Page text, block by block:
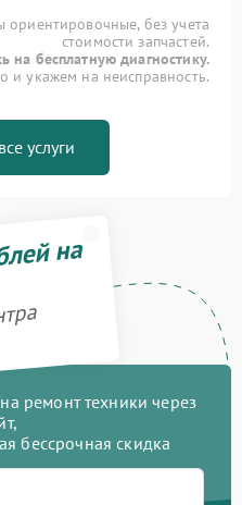
ориентировочные, без учета
стоимости запчастей.
на бесплатную диагностику.
и укажем на неисправность.
услуги
на
ремонт техники через
бессрочная скидка